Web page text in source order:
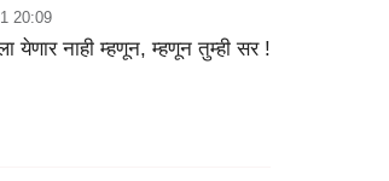
20:09
स्टोरी अस्सलbyचौथा कोनाडा
येणार नाही म्हणून, म्हणून तुम्ही सर !